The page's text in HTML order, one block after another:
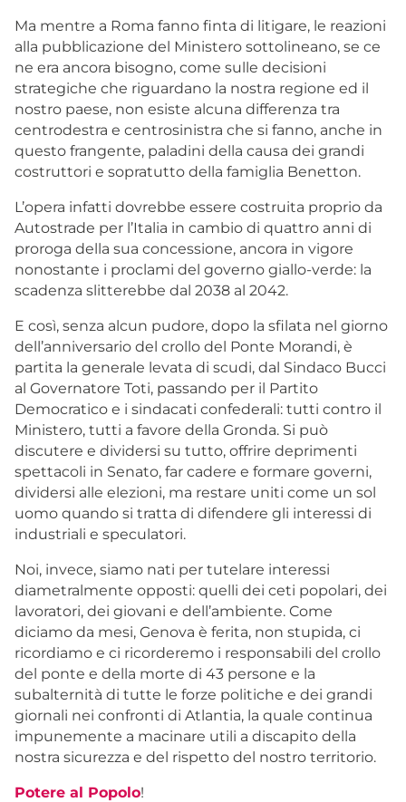
Ma mentre a Roma fanno finta di litigare, le reazioni
alla pubblicazione del Ministero sottolineano, se ce
ne era ancora bisogno, come sulle decisioni
strategiche che riguardano la nostra regione ed il
nostro paese, non esiste alcuna differenza tra
centrodestra e centrosinistra che si fanno, anche in
questo frangente, paladini della causa dei grandi
costruttori e sopratutto della famiglia Benetton.
L’opera infatti dovrebbe essere costruita proprio da
Autostrade per l’Italia in cambio di quattro anni di
proroga della sua concessione, ancora in vigore
nonostante i proclami del governo giallo-verde: la
scadenza slitterebbe dal 2038 al 2042.
E così, senza alcun pudore, dopo la sfilata nel giorno
dell’anniversario del crollo del Ponte Morandi, è
partita la generale levata di scudi, dal Sindaco Bucci
al Governatore Toti, passando per il Partito
Democratico e i sindacati confederali: tutti contro il
Ministero, tutti a favore della Gronda. Si può
discutere e dividersi su tutto, offrire deprimenti
spettacoli in Senato, far cadere e formare governi,
dividersi alle elezioni, ma restare uniti come un sol
uomo quando si tratta di difendere gli interessi di
industriali e speculatori.
Noi, invece, siamo nati per tutelare interessi
diametralmente opposti: quelli dei ceti popolari, dei
lavoratori, dei giovani e dell’ambiente. Come
diciamo da mesi, Genova è ferita, non stupida, ci
ricordiamo e ci ricorderemo i responsabili del crollo
del ponte e della morte di 43 persone e la
subalternità di tutte le forze politiche e dei grandi
giornali nei confronti di Atlantia, la quale continua
impunemente a macinare utili a discapito della
nostra sicurezza e del rispetto del nostro territorio.
Potere al Popolo!